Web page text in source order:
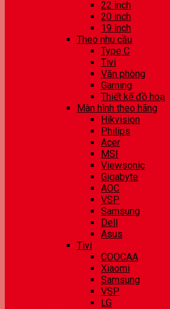
22 inch
20 inch
19 inch
Theo nhu cầu
Type C
Tivi
Văn phòng
Gaming
Thiết kế đồ hoạ
Màn hình theo hãng
Hikvision
Philips
Acer
MSI
Viewsonic
Gigabyte
AOC
VSP
Samsung
Dell
Asus
Tivi
COOCAA
Xiaomi
Samsung
VSP
LG